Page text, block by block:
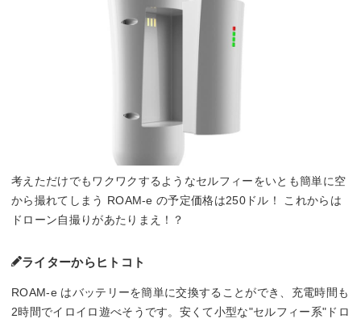
考えただけでもワクワクするようなセルフィーをいとも簡単に空
から撮れてしまう ROAM-e の予定価格は250ドル！ これからは
ドローン自撮りがあたりまえ！？
ライターからヒトコト
ROAM-e はバッテリーを簡単に交換することができ、充電時間も
2時間でイロイロ遊べそうです。安くて小型な"セルフィー系"ドロ